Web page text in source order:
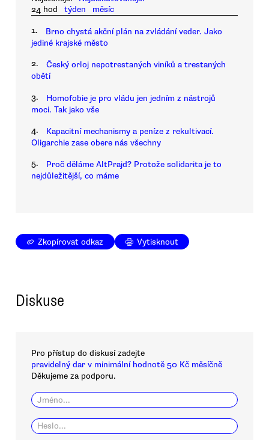
24 hod
týden měsíc
1.
Brno chystá akční plán na zvládání veder. Jako
jediné krajské město
2.
Český orloj nepotrestaných viníků a trestaných
obětí
3.
Homofobie je pro vládu jen jedním z nástrojů
moci. Tak jako vše
4.
Kapacitní mechanismy a peníze z rekultivací.
Oligarchie zase obere nás všechny
5.
Proč děláme AltPrajd? Protože solidarita je to
nejdůležitější, co máme
Zkopírovat odkaz Vytisknout
Diskuse
Pro přístup do diskusí zadejte
pravidelný dar v minimální hodnotě 50 Kč měsíčně
Děkujeme za podporu.